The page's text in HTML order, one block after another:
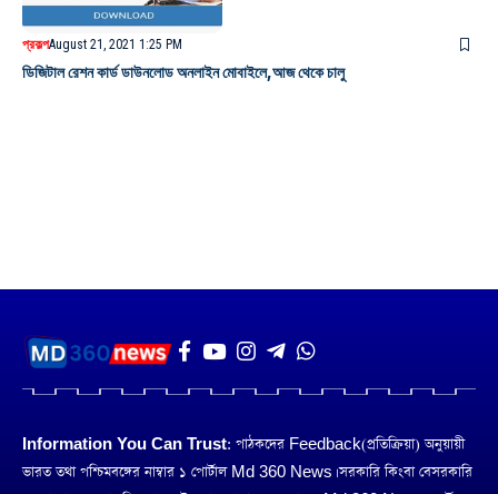
প্রকল্পAugust 21, 2021 1:25 PM
ডিজিটাল রেশন কার্ড ডাউনলোড অনলাইন মোবাইলে,আজ থেকে চালু
Information You Can Trust: পাঠকদের Feedback(প্রতিক্রিয়া) অনুয়ায়ী
ভারত তথা পশ্চিমবঙ্গের নাম্বার ১ পোর্টাল Md 360 News। সরকারি কিংবা বেসরকারি